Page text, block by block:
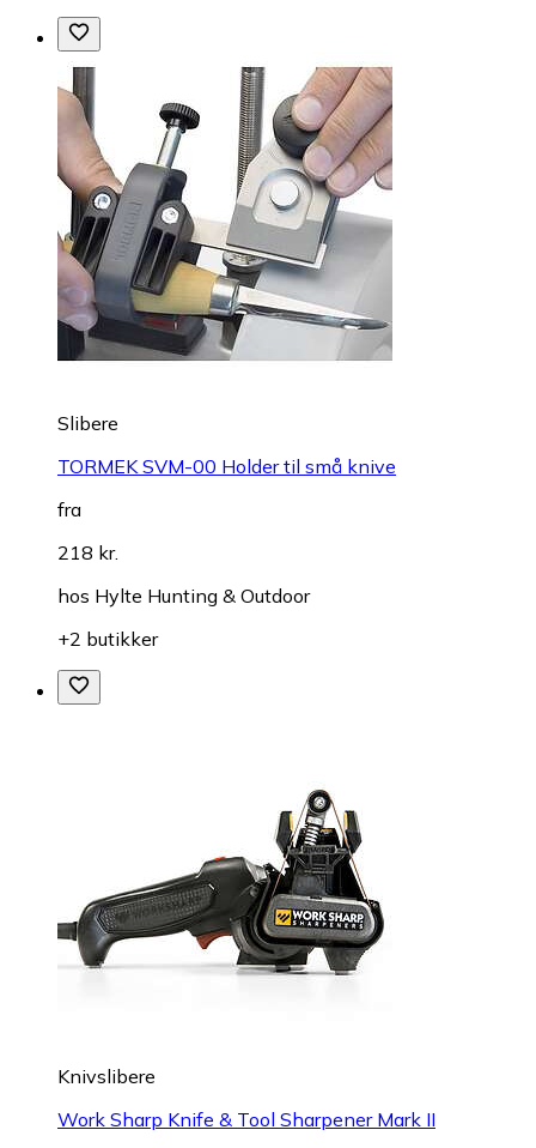
Slibere
TORMEK SVM-00 Holder til små knive
fra
218 kr.
hos Hylte Hunting & Outdoor
+2 butikker
Knivslibere
Work Sharp Knife & Tool Sharpener Mark II